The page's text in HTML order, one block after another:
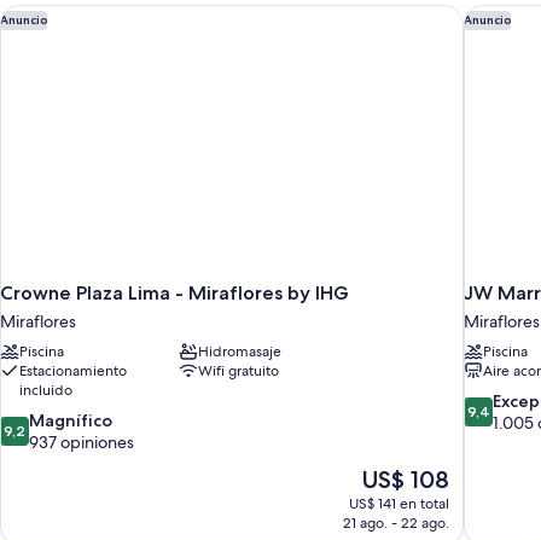
Shower-
Mobility/Hearing
Anuncio
Crowne Plaza Lima - Miraflores by IHG
Miraflores
Piscina
Hidromasaje
Estacionamiento
incluido
Wifi gratuito
9.2
de
opiniones
9,2 Magnífico
937 opiniones
El
precio
actual
US$ 108
US$ 141 en total
21 ago. - 22 ago.
Crowne Plaza Lima - Miraflores by IHG Anuncio
JW
Miraflores
Piscina
Aire
9.4
de
9,4
1.005
JW